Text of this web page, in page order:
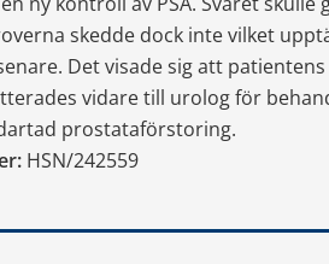
skedde dock inte vilket
Det visade sig att patientens
vidare till urolog för
prostataförstoring.
HSN/242559